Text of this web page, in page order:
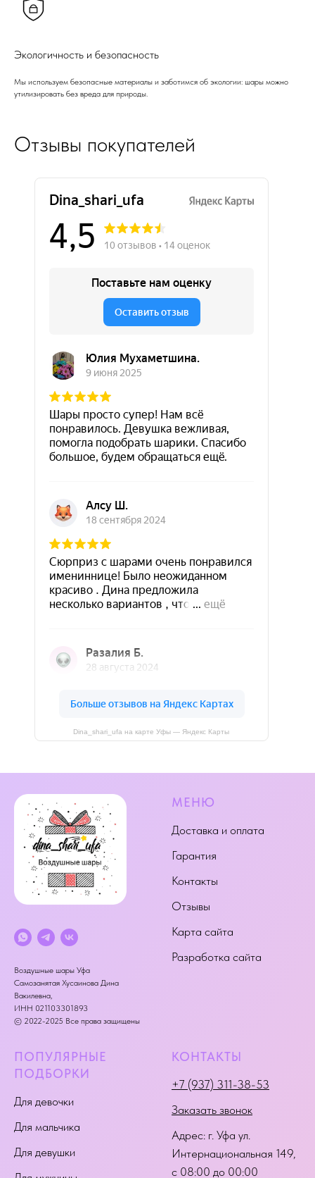
Экологичность и безопасность
Мы используем безопасные материалы и заботимся об экологии: шары можно
утилизировать без вреда для природы.
Отзывы покупателей
Dina_shari_ufa на карте Уфы — Яндекс Карты
Воздушные шары Уфа
Самозанятая Хусаинова Дина
Вакилевна,
ИНН 021103301893
© 2022-2025 Все права защищены
МЕНЮ
Доставка и оплата
Гарантия
Контакты
Отзывы
Карта сайта
Разработка сайта
ПОПУЛЯРНЫЕ
ПОДБОРКИ
Для девочки
Для мальчика
Для девушки
КОНТАКТЫ
+7 (937) 311-38-53
Заказать звонок
Адрес: г. Уфа ул.
Интернациональная 149,
с 08:00 до 00:00